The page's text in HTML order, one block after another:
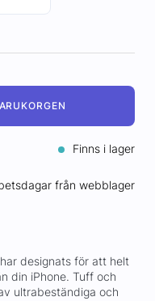
Finns i lager
från webblager
designats för att helt
din iPhone. Tuff och
ultrabeständiga och